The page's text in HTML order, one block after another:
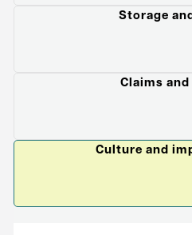
Storage
Claims
Culture and